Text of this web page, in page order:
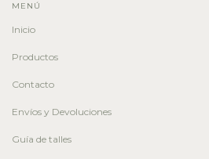
MENÚ
Inicio
Productos
Contacto
Envíos y Devoluciones
Guía de talles